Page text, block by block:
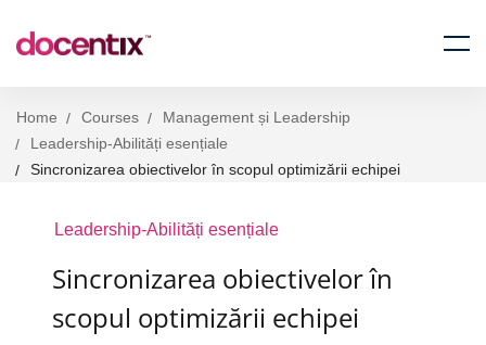
Home Courses
Management și Leadership
Leadership-Abilități esențiale
Sincronizarea obiectivelor în scopul optimizării echipei
Leadership-Abilități esențiale
Sincronizarea obiectivelor în
scopul optimizării echipei